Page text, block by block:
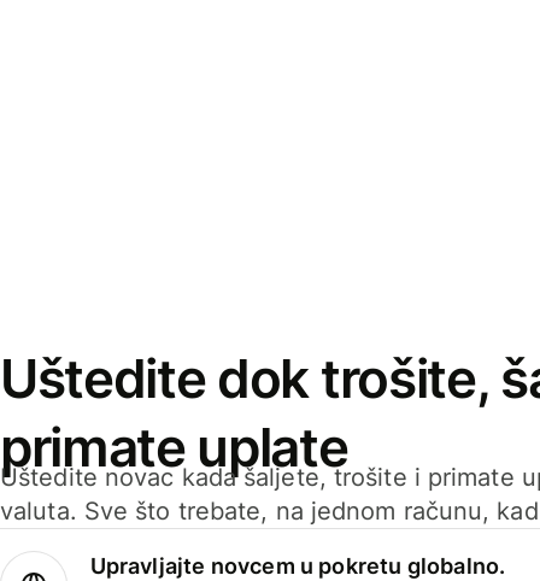
Uštedite dok trošite,
primate uplate
Uštedite novac kada šaljete, trošite i primate
valuta. Sve što trebate, na jednom računu,
Upravljajte novcem u pokretu globalno.